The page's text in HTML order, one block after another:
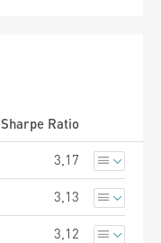
Sharpe Ratio
3,17
3,13
3,12